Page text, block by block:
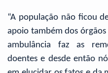
“A população não ficou
apoio também dos
ambulância faz as
doentes e desde então